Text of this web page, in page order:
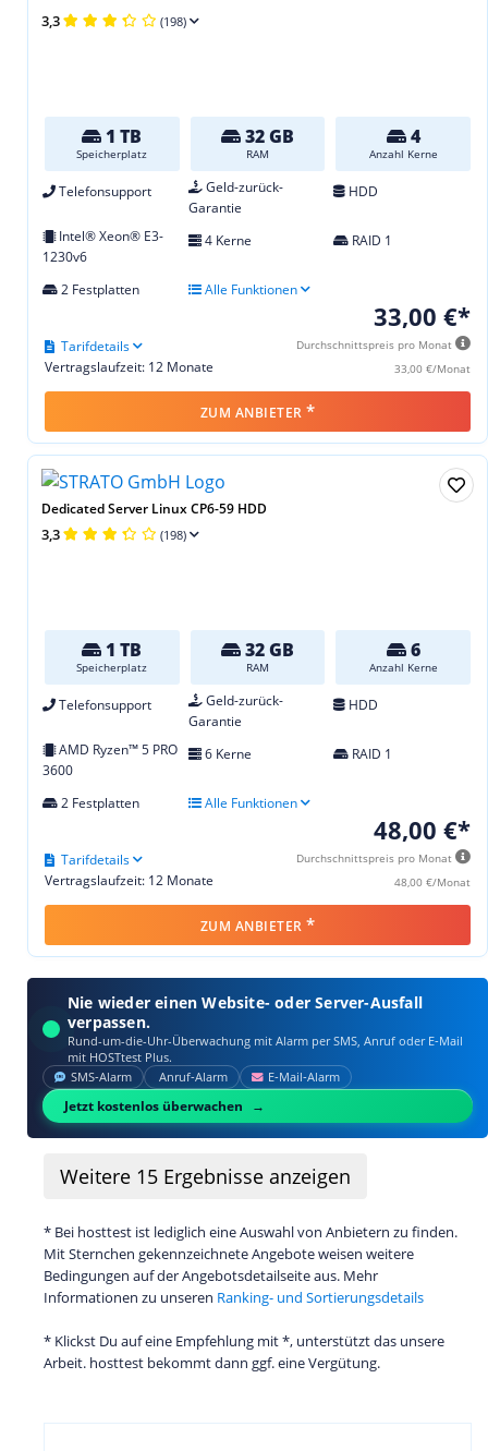
3,3 (198)
1 TB
Speicherplatz
32 GB
RAM
4
Anzahl Kerne
Telefonsupport
Geld-zurück-
Garantie
HDD
Intel® Xeon® E3-
1230v6
4 Kerne RAID 1
2 Festplatten Alle Funktionen
33,00 €*
Durchschnittspreis pro Monat
33,00 €/Monat
Vertragslaufzeit: 12 Monate
Tarifdetails
ZUM ANBIETER *
Dedicated Server Linux CP6-59 HDD
3,3 (198)
1 TB
Speicherplatz
32 GB
RAM
6
Anzahl Kerne
Telefonsupport
Geld-zurück-
Garantie
HDD
AMD Ryzen™ 5 PRO
3600
6 Kerne RAID 1
2 Festplatten Alle Funktionen
48,00 €*
Durchschnittspreis pro Monat
48,00 €/Monat
Vertragslaufzeit: 12 Monate
Tarifdetails
ZUM ANBIETER *
Nie wieder einen Website- oder Server-Ausfall
verpassen.
Rund-um-die-Uhr-Überwachung mit Alarm per SMS, Anruf oder E‑Mail
mit HOSTtest Plus.
SMS‑Alarm Anruf‑Alarm E‑Mail‑Alarm
Jetzt kostenlos überwachen
Weitere 15 Ergebnisse anzeigen
* Bei hosttest ist lediglich eine Auswahl von Anbietern zu finden.
Mit Sternchen gekennzeichnete Angebote weisen weitere
Bedingungen auf der Angebotsdetailseite aus. Mehr
Informationen zu unseren Ranking- und Sortierungsdetails
* Klickst Du auf eine Empfehlung mit *, unterstützt das unsere
Arbeit. hosttest bekommt dann ggf. eine Vergütung.